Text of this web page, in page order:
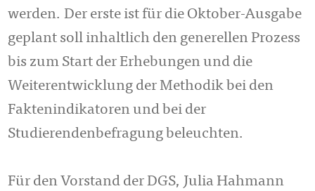
werden. Der erste ist für die Oktober-Ausgabe
geplant soll inhaltlich den generellen Prozess
bis zum Start der Erhebungen und die
Weiterentwicklung der Methodik bei den
Faktenindikatoren und bei der
Studierendenbefragung beleuchten.
Für den Vorstand der DGS, Julia Hahmann